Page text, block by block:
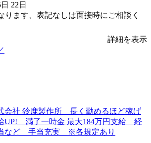
22日
ります、表記なしは面接時にご相談く
詳細を表示